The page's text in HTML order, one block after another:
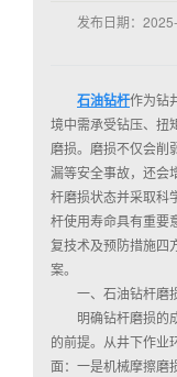
发布日期：
石油钻杆作为钻
境中需承受钻压、扭
磨损。磨损不仅会削
漏等安全事故，还会
杆磨损状态并采取科
杆使用寿命具有重要
复技术及预防措施四
案。
一、石油钻杆磨
明确钻杆磨损的
的前提。从井下作业
面：一是机械摩擦磨